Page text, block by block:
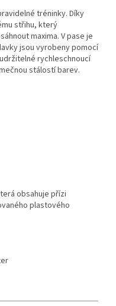
tréninky. Díky
střihu, který
maxima. V pase je
jsou vyrobeny pomocí
rychleschnoucí
stálostí barev.
obsahuje přízi
plastového